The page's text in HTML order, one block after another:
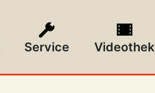
Service Videothek